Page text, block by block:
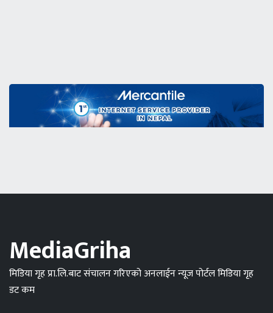
MediaGriha
मिडिया गृह प्रा.लि.बाट संचालन गरिएको अनलाईन न्यूज पोर्टल मिडिया गृह
डट कम